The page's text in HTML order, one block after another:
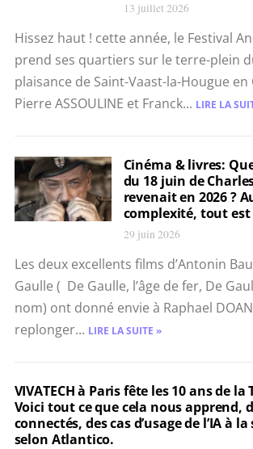
13 juillet 2026
Hissez haut ! cette année, le Festival
prend ses quartiers sur le terre-plein
plaisance de Saint-Vaast-la-Hougue
Pierre ASSOULINE et Franck... LIRE LA
Cinéma & livres:
du 18 juin de
revenait en 2026 ?
complexité, tout est
29 juin 2026
Les deux excellents films d’Antonin
Gaulle ( De Gaulle, l’âge de fer, De
nom) ont donné envie à Raphael
replonger... LIRE LA SUITE »
VIVATECH à Paris fête les 10 ans de
Voici tout ce que cela nous apprend,
connectés, des cas d’usage de l’IA à
selon Atlantico.